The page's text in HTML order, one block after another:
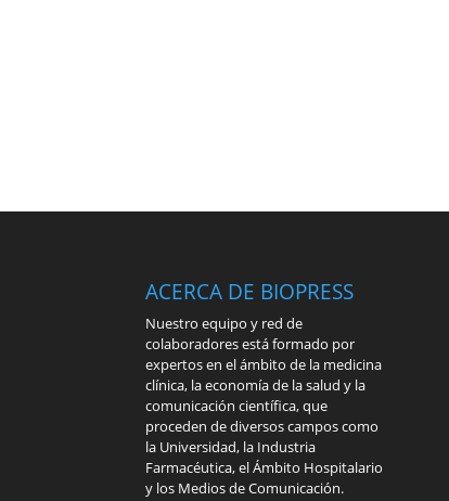
ACERCA DE BIOPRESS
Nuestro equipo y red de
colaboradores está formado por
expertos en el ámbito de la medicina
clínica, la economía de la salud y la
comunicación científica, que
proceden de diversos campos como
la Universidad, la Industria
Farmacéutica, el Ámbito Hospitalario
y los Medios de Comunicación.